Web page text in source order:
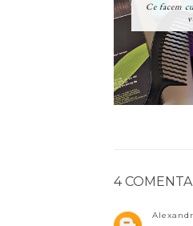
Ce facem
4